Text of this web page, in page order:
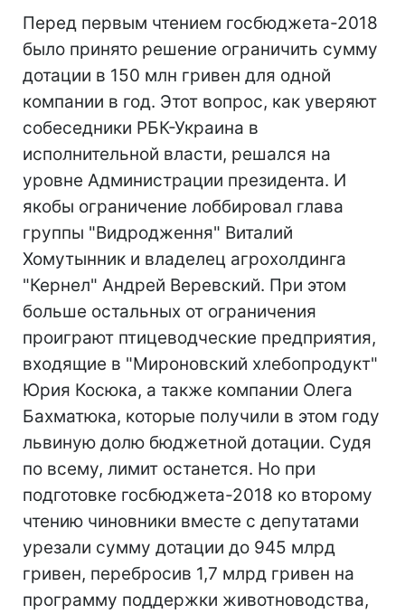
Перед первым чтением госбюджета-2018
было принято решение ограничить сумму
дотации в 150 млн гривен для одной
компании в год. Этот вопрос, как уверяют
собеседники РБК-Украина в
исполнительной власти, решался на
уровне Администрации президента. И
якобы ограничение лоббировал глава
группы "Видродження" Виталий
Хомутынник и владелец агрохолдинга
"Кернел" Андрей Веревский. При этом
больше остальных от ограничения
проиграют птицеводческие предприятия,
входящие в "Мироновский хлебопродукт"
Юрия Косюка, а также компании Олега
Бахматюка, которые получили в этом году
львиную долю бюджетной дотации. Судя
по всему, лимит останется. Но при
подготовке госбюджета-2018 ко второму
чтению чиновники вместе с депутатами
урезали сумму дотации до 945 млрд
гривен, перебросив 1,7 млрд гривен на
программу поддержки животноводства,